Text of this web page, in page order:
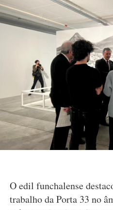
O edil funchalense
trabalho da Porta 33 no